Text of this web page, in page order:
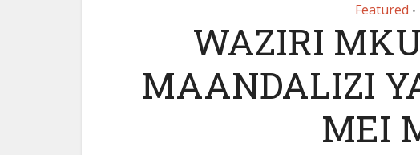
Featured •
WAZIRI
MAANDALIZI
MEI